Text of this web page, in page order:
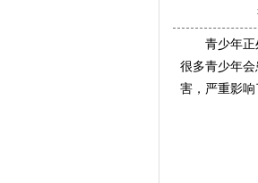
青少年正处
很多青少年
害，严重影